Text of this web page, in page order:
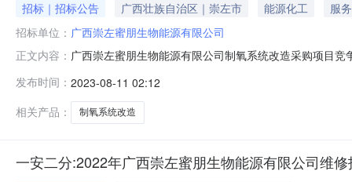
招标｜招标公告 广西壮族自治区｜崇左市 能源化工
服务
招标单位： 广西崇左蜜朋生物能源有限公司
正文内容： 广西崇左蜜朋生物能源有限公司制氧系统改造采购项目
争性磋商公告本项目采购方为广西崇左蜜朋生物能源有
争性磋商，现将有关事项公告如
发布时间： 2023-08-11 02:12
相关产品：
制氧系统改造
一安二分:2022年广西崇左蜜朋生物能源有限公司维